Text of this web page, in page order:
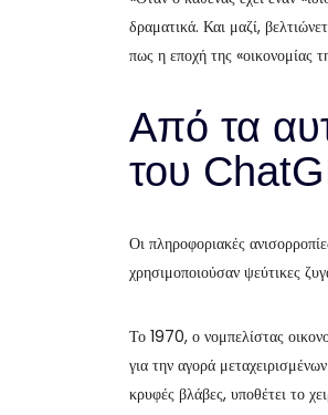
δραματικά. Και μαζί,
πως η εποχή της «οικονομίας
Από τα
του
Οι πληροφοριακές
χρησιμοποιούσαν ψεύτικες
Το 1970, ο νομπελίστας
για την αγορά
κρυφές βλάβες, υποθέτει το